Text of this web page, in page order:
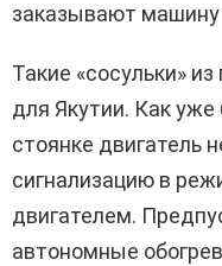
заказывают машину
Такие «сосульки»
для Якутии. Как
стоянке двигатель
сигнализацию в
двигателем.
автономные